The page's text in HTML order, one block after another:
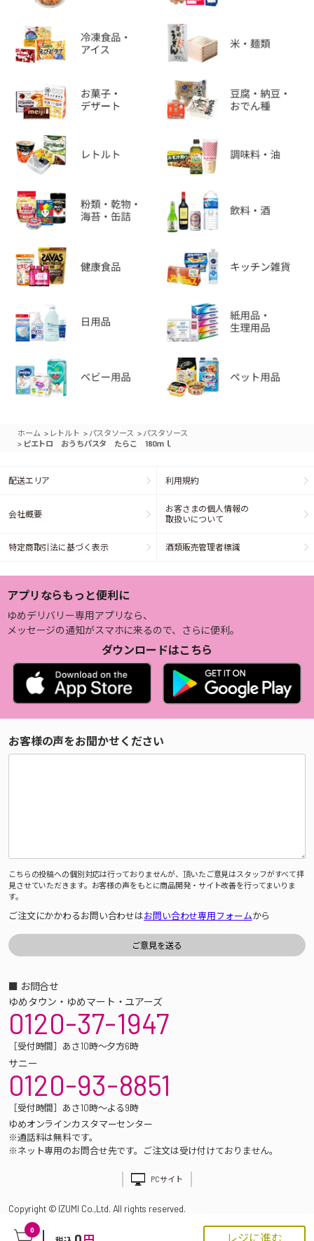
0
レジに進む
ホーム > レトルト > パスタソース > パスタソース
> ピエトロ おうちパスタ たらこ 180ｍｌ
配送エリア 利用規約
会社概要
お客さまの個人情報の
取扱いについて
特定商取引法に基づく表示 酒類販売管理者標識
アプリならもっと便利に
ゆめデリバリー専用アプリなら、
メッセージの通知がスマホに来るので、さらに便利。
ダウンロードはこちら
お客様の声をお聞かせください
こちらの投稿への個別対応は行っておりませんが、頂いたご意見はスタッフがすべて拝
見させていただきます。お客様の声をもとに商品開発・サイト改善を行ってまいりま
す。
ご注文にかかわるお問い合わせはお問い合わせ専用フォームから
■ お問合せ
ゆめタウン・ゆめマート・ユアーズ
0120-37-1947
［受付時間］あさ10時～夕方6時
サニー
0120-93-8851
［受付時間］あさ10時～よる9時
ゆめオンラインカスタマーセンター
※通話料は無料です。
※ネット専用のお問合せ先です。ご注文は受け付けておりません。
PCサイト
Copyright © IZUMI Co.,Ltd. All rights reserved.